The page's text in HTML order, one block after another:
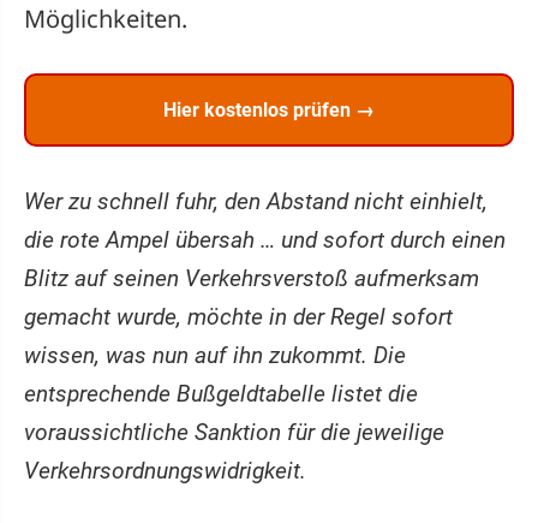
Möglichkeiten.
Hier kostenlos prüfen →
Wer zu schnell fuhr, den Abstand nicht einhielt,
die rote Ampel übersah … und sofort durch einen
Blitz auf seinen Verkehrsverstoß aufmerksam
gemacht wurde, möchte in der Regel sofort
wissen, was nun auf ihn zukommt. Die
entsprechende Bußgeldtabelle listet die
voraussichtliche Sanktion für die jeweilige
Verkehrsordnungswidrigkeit.